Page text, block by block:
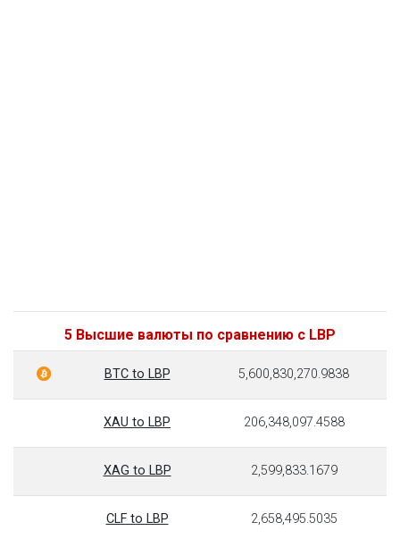
5 Высшие валюты по сравнению с LBP
BTC to LBP 5,600,830,270.9838
XAU to LBP 206,348,097.4588
XAG to LBP 2,599,833.1679
CLF to LBP 2,658,495.5035